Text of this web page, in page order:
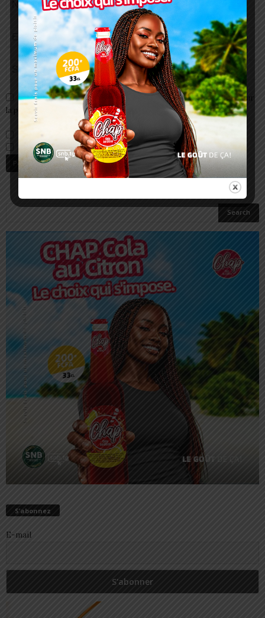
Enregistrer mon nom, email et site web dans ce navigateur pour
la prochaine fois que je commenterai.
Prévenez-moi de tous les nouveaux commentaires par e-mail.
Prévenez-moi de tous les nouveaux articles par e-mail.
S’abonnez
E-mail